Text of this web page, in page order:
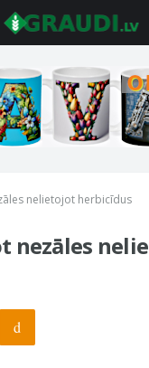
nelietojot herbicīdus
nezāles
d